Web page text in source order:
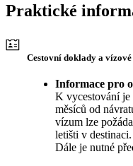
Praktické
Cestovní doklady a
Informace pro
K vycestování je
měsíců od
vízum lze
letišti v
Dále je nutné